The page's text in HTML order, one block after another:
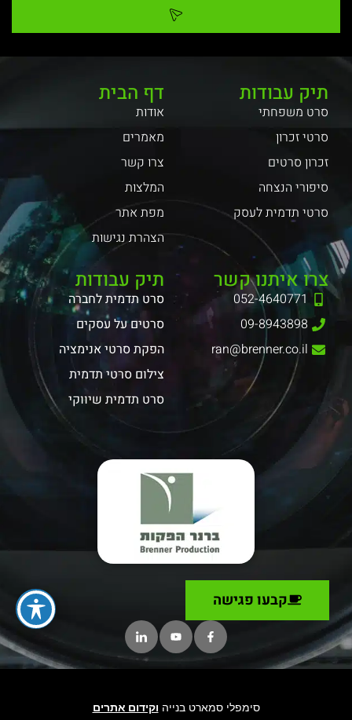
דף הבית
אודות
מאמרים
צרו קשר
המלצות
מפת אתר
הצהרת נגישות
תיק עבודות
סרט משפחתי
סרטי זכרון
זכרון סרטים
סיפורי הנצחה
סרטי תדמית לעסק
תיק עבודות
סרט תדמית לחברה
סרטים על עסקים
הפקת סרטי אנימציה
צילום סרטי תדמית
סרט תדמית שיווקי
צרו איתנו קשר
052-4640771
09-8943898
ran@brenner.co.il
קבעו פגישה
סימפלי סמארט בנייה וקידום אתרים